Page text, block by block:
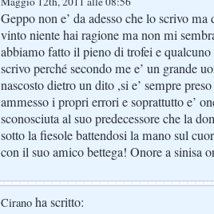
Geppo non e’ da adesso che lo scrivo
vinto niente hai ragione ma non mi
abbiamo fatto il pieno di trofei e
scrivo perché secondo me e’ un grande
nascosto dietro un dito ,si e’ sempre
ammesso i propri errori e soprattutto e’
sconosciuta al suo predecessore che la
sotto la fiesole battendosi la mano sul
con il suo amico bettega! Onore a sinisa
Cirano ha scritto: